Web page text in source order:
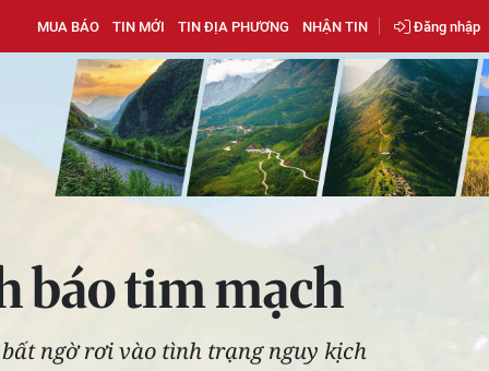
MUA BÁO TIN MỚI TIN ĐỊA PHƯƠNG NHẬN TIN Đăng nhập
báo tim mạch
ngờ rơi vào tình trạng nguy kịch